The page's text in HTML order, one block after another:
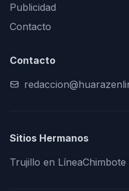
Publicidad
Contacto
Contacto
Sitios Hermanos
Trujillo en LíneaChimbote